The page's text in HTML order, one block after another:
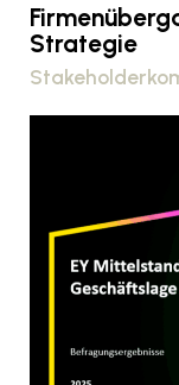
Strategie